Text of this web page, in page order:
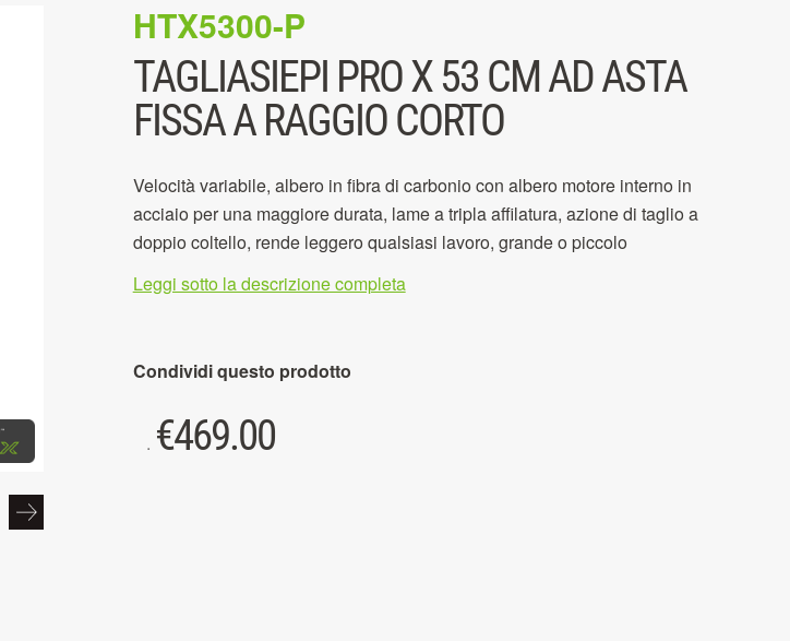
HTX5300-P
TAGLIASIEPI PRO X 53 CM AD ASTA
FISSA A RAGGIO CORTO
Velocità variabile, albero in fibra di carbonio con albero motore interno in
acciaio per una maggiore durata, lame a tripla affilatura, azione di taglio a
doppio coltello, rende leggero qualsiasi lavoro, grande o piccolo
Leggi sotto la descrizione completa
Condividi questo prodotto
. €469.00